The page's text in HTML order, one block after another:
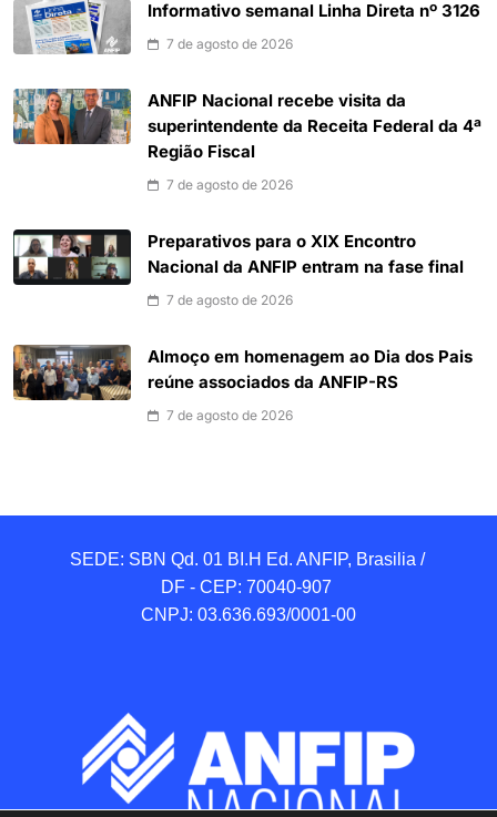
Informativo semanal Linha Direta nº 3126
7 de agosto de 2026
ANFIP Nacional recebe visita da
superintendente da Receita Federal da 4ª
Região Fiscal
7 de agosto de 2026
Preparativos para o XIX Encontro
Nacional da ANFIP entram na fase final
7 de agosto de 2026
Almoço em homenagem ao Dia dos Pais
reúne associados da ANFIP-RS
7 de agosto de 2026
SEDE: SBN Qd. 01 BI.H Ed. ANFIP, Brasilia /
DF - CEP: 70040-907
CNPJ: 03.636.693/0001-00